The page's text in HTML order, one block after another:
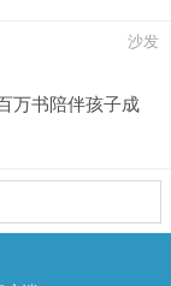
沙发
万书陪伴孩子成